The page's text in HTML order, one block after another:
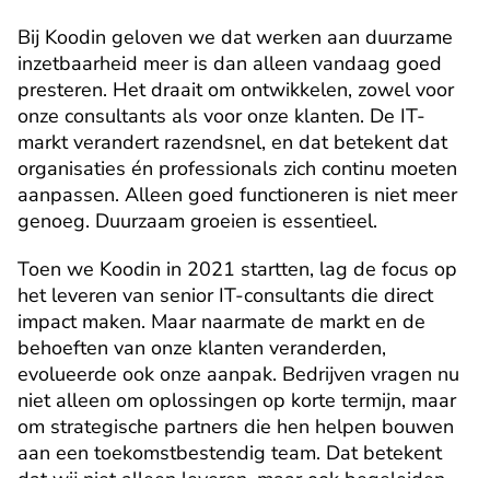
Bij Koodin geloven we dat werken aan duurzame
inzetbaarheid meer is dan alleen vandaag goed
presteren. Het draait om ontwikkelen, zowel voor
onze consultants als voor onze klanten. De IT-
markt verandert razendsnel, en dat betekent dat
organisaties én professionals zich continu moeten
aanpassen. Alleen goed functioneren is niet meer
genoeg. Duurzaam groeien is essentieel.
Toen we Koodin in 2021 startten, lag de focus op
het leveren van senior IT-consultants die direct
impact maken. Maar naarmate de markt en de
behoeften van onze klanten veranderden,
evolueerde ook onze aanpak. Bedrijven vragen nu
niet alleen om oplossingen op korte termijn, maar
om strategische partners die hen helpen bouwen
aan een toekomstbestendig team. Dat betekent